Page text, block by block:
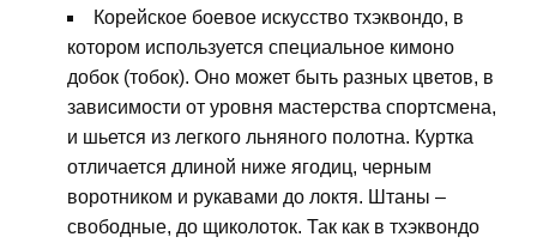
Корейское боевое искусство тхэквондо, в
котором используется специальное кимоно
добок (тобок). Оно может быть разных цветов, в
зависимости от уровня мастерства спортсмена,
и шьется из легкого льняного полотна. Куртка
отличается длиной ниже ягодиц, черным
воротником и рукавами до локтя. Штаны –
свободные, до щиколоток. Так как в тхэквондо